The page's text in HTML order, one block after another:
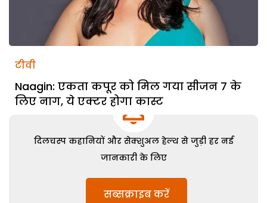
टीवी
Naagin: एकता कपूर को मिल गया सीजन 7 के
लिए नाग, ये एक्टर होगा कास्ट
दिलचस्प कहानियों और सेक्शुअल हेल्थ से जुड़ी हर नई
जानकारी के लिए
सब्सक्राइब करें